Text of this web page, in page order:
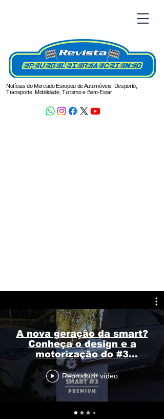
Notícias do Mercado Europeu de Automóveis, Desporto,
Transporte, Mobilidade, Turismo e Bem-Estar
A nova geração da smart?
Conheça o design e a
motorização do #3
Premium
Reproduzir vídeo